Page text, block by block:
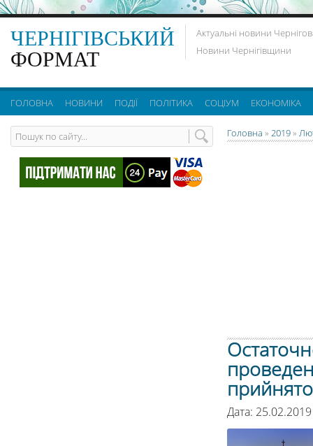
ЧЕРНІГІВСЬКИЙ
ФОРМАТ
Актуальні новини
Новини Чернігівщини
ГОЛОВНА НОВИНИ ПОДІЇ ПОЛІТИКА СОЦІУМ ЕКОНОМІКА
Головна » 2019»
Дата: